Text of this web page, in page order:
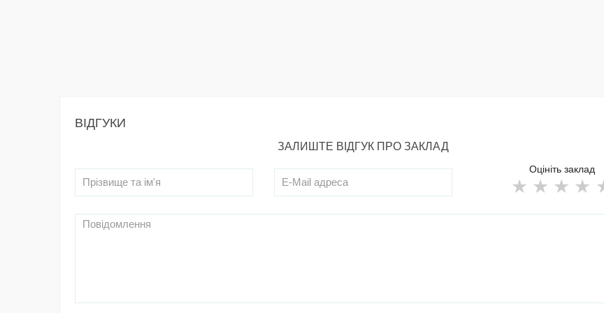
ВІДГУКИ
ЗАЛИШТЕ ВІДГУК ПРО ЗАКЛАД
Оцініть заклад